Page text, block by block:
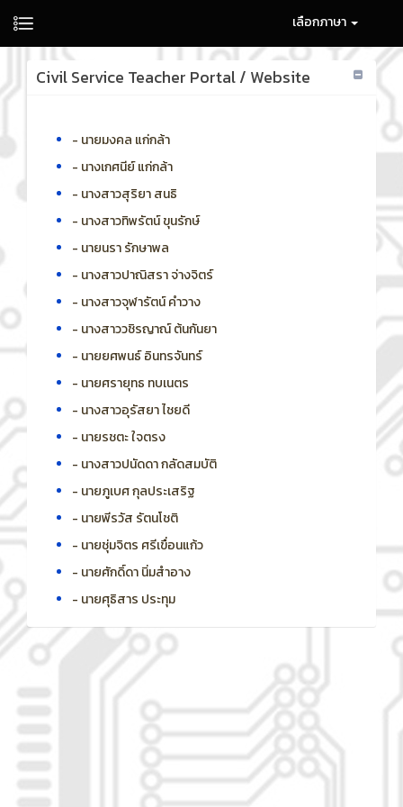
เลือกภาษา
Civil Service Teacher Portal / Website
- นายมงคล แก่กล้า
- นางเกศนีย์ แก่กล้า
- นางสาวสุริยา สนธิ
- นางสาวทิพรัตน์ ขุนรักษ์
- นายนรา รักษาพล
- นางสาวปาณิสรา จ่างจิตร์
- นางสาวจุฬารัตน์ คำวาง
- นางสาววชิรญาณ์ ต้นกันยา
- นายยศพนธ์ อินทรจันทร์
- นายศรายุทธ ทบเนตร
- นางสาวอุรัสยา ไชยดี
- นายรชตะ ใจตรง
- นางสาวปนัดดา กลัดสมบัติ
- นายภูเบศ กุลประเสริฐ
- นายพีรวัส รัตนโชติ
- นายชุ่มจิตร ศรีเขื่อนแก้ว
- นายศักดิ์ดา นิ่มสำอาง
- นายศุธิสาร ประทุม